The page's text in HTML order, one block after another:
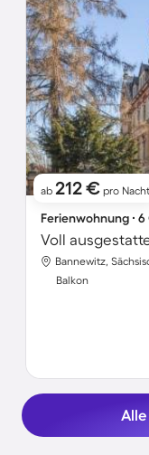
ab 212 € pro Nacht
Ferienwohnung ∙
Voll
Balkon